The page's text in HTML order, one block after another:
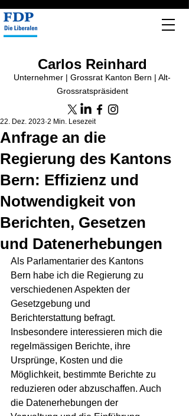
Carlos Reinhard
Unternehmer | Grossrat Kanton Bern | Alt-
Grossratspräsident
Anfrage an die
Regierung des Kantons
Bern: Effizienz und
Notwendigkeit von
Berichten, Gesetzen
und Datenerhebungen
22. Dez. 2023 2 Min. Lesezeit
Als Parlamentarier des Kantons
Bern habe ich die Regierung zu
verschiedenen Aspekten der
Gesetzgebung und
Berichterstattung befragt.
Insbesondere interessieren mich die
regelmässigen Berichte, ihre
Ursprünge, Kosten und die
Möglichkeit, bestimmte Berichte zu
reduzieren oder abzuschaffen. Auch
die Datenerhebungen der